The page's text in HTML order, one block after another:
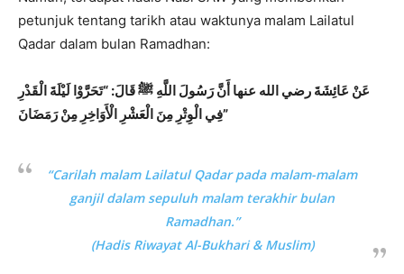
petunjuk tentang tarikh atau waktunya malam Lailatul
Qadar dalam bulan Ramadhan:
عَنْ عَائِشَةَ رضي الله عنها أَنَّ رَسُولَ اللَّهِ ﷺ قَالَ: “تَحَرَّوْا لَيْلَةَ الْقَدْرِ
فِي الْوِتْرِ مِنَ الْعَشْرِ الْأَوَاخِرِ مِنْ رَمَضَانَ”
“Carilah malam Lailatul Qadar pada malam-malam
ganjil dalam sepuluh malam terakhir bulan
Ramadhan.”
(Hadis Riwayat Al-Bukhari & Muslim)